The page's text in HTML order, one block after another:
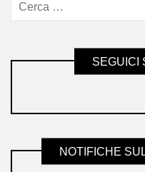
SEGUICI
NOTIFICHE